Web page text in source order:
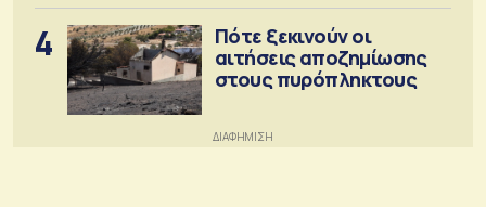
4
Πότε ξεκινούν οι
αιτήσεις αποζημίωσης
στους πυρόπληκτους